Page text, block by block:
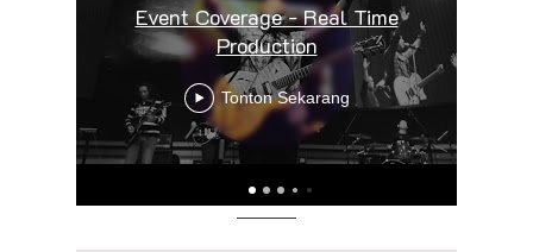
Event Coverage - Real Time
Production
Tonton Sekarang